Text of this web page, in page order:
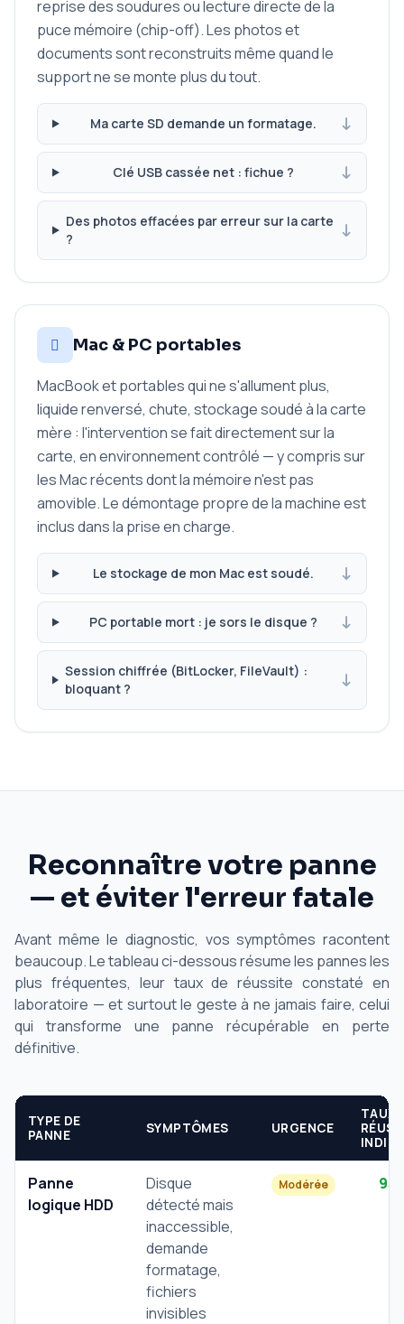
reprise des soudures ou lecture directe de la
puce mémoire (chip-off). Les photos et
documents sont reconstruits même quand le
support ne se monte plus du tout.
Ma carte SD demande un formatage.
Clé USB cassée net : fichue ?
Des photos effacées par erreur sur la carte
?
Mac & PC portables
MacBook et portables qui ne s'allument plus,
liquide renversé, chute, stockage soudé à la carte
mère : l'intervention se fait directement sur la
carte, en environnement contrôlé — y compris sur
les Mac récents dont la mémoire n'est pas
amovible. Le démontage propre de la machine est
inclus dans la prise en charge.
Le stockage de mon Mac est soudé.
PC portable mort : je sors le disque ?
Session chiffrée (BitLocker, FileVault) :
bloquant ?
Reconnaître votre panne
— et éviter l'erreur fatale
Avant même le diagnostic, vos symptômes racontent
beaucoup. Le tableau ci-dessous résume les pannes les
plus fréquentes, leur taux de réussite constaté en
laboratoire — et surtout le geste à ne jamais faire, celui
qui transforme une panne récupérable en perte
définitive.
TYPE DE
PANNE
SYMPTÔMES URGENCE
TAUX
Panne
logique HDD
Disque
détecté mais
inaccessible,
demande
formatage,
fichiers
invisibles
Modérée